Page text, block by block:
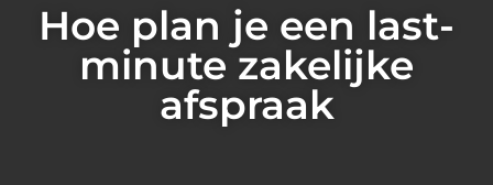
Hoe plan je een last-
minute zakelijke
afspraak